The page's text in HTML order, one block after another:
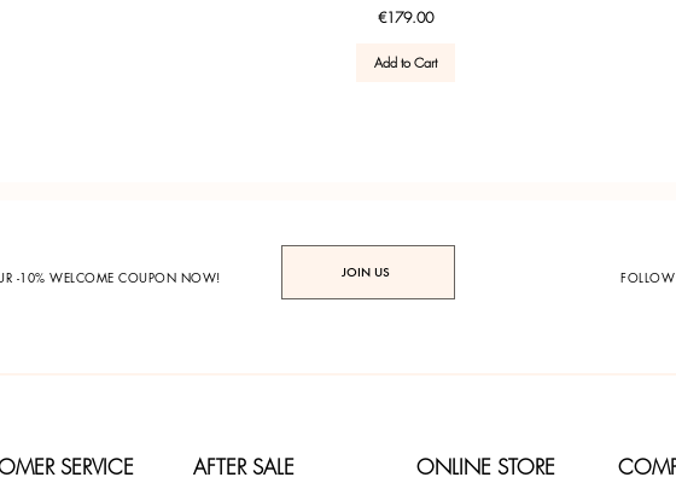
Price
€179.00
Add to Cart
-10% WELCOME COUPON NOW! JOIN US
SERVICE AFTER SALE ONLINE STORE